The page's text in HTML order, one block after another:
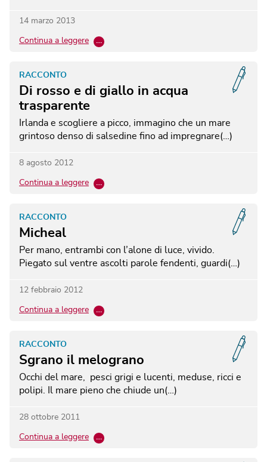
14 marzo 2013
Continua a leggere …
Di rosso e di giallo in acqua
trasparente
RACCONTO
Irlanda e scogliere a picco, immagino che un mare
grintoso denso di salsedine fino ad impregnare(…)
8 agosto 2012
Continua a leggere …
Micheal
RACCONTO
Per mano, entrambi con l’alone di luce, vivido.
Piegato sul ventre ascolti parole fendenti, guardi(…)
12 febbraio 2012
Continua a leggere …
Sgrano il melograno
RACCONTO
Occhi del mare, pesci grigi e lucenti, meduse, ricci e
polipi. Il mare pieno che chiude un(…)
28 ottobre 2011
Continua a leggere …